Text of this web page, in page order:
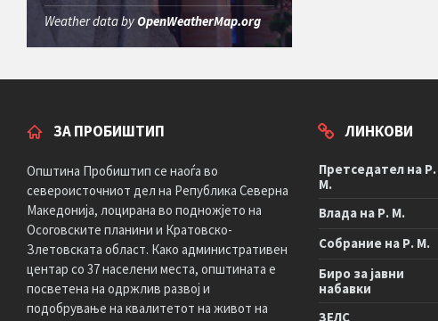
Weather data byOpenWeatherMap.org
ЗА ПРОБИШТИП
Општина Пробиштип се наоѓа во
североисточниот дел на Република Северна
Македонија, лоцирана во подножјето на
Осоговските планини и Кратовско-
Злетовската област. Како административен
центар со 37 населени места, општината е
посветена на одржлив развој и
подобрување на квалитетот на живот на
ЛИНКОВИ
Претседател на Р.
М.
Влада на Р. М.
Собрание на Р. М.
Биро за јавни
набавки
ЗЕЛС